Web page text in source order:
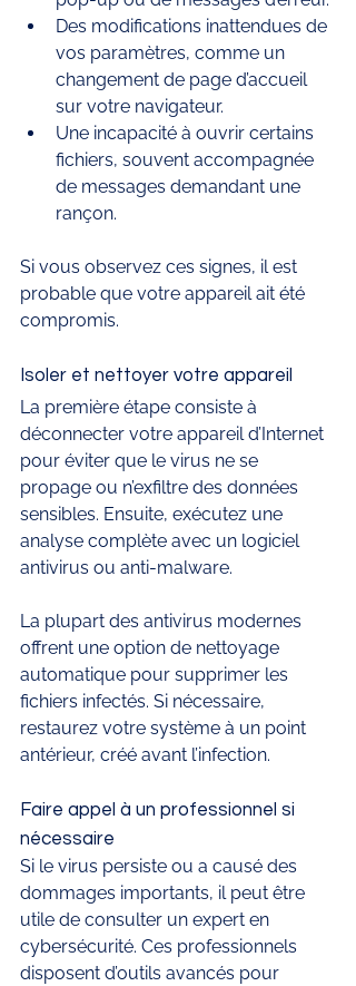
Des modifications inattendues de
vos paramètres, comme un
changement de page d’accueil
sur votre navigateur.
Une incapacité à ouvrir certains
fichiers, souvent accompagnée
de messages demandant une
rançon.
Si vous observez ces signes, il est
probable que votre appareil ait été
compromis.
Isoler et nettoyer votre appareil
La première étape consiste à
déconnecter votre appareil d’Internet
pour éviter que le virus ne se
propage ou n’exfiltre des données
sensibles. Ensuite, exécutez une
analyse complète avec un logiciel
antivirus ou anti-malware.
La plupart des antivirus modernes
offrent une option de nettoyage
automatique pour supprimer les
fichiers infectés. Si nécessaire,
restaurez votre système à un point
antérieur, créé avant l’infection.
Faire appel à un professionnel si
nécessaire
Si le virus persiste ou a causé des
dommages importants, il peut être
utile de consulter un expert en
cybersécurité. Ces professionnels
disposent d’outils avancés pour